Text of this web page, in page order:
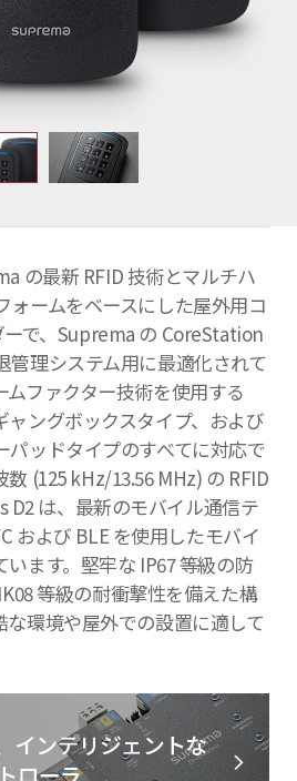
の最新 RFID 技術とマルチハ
ォームをベースにした屋外用コ
ーで、Suprema の CoreStation
管理システム用に最適化されて
ムファクター技術を使用する
ャングボックスタイプ、および
パッドタイプのすべてに対応で
(125 kHz/13.56 MHz) の RFID
D2 は、最新のモバイル通信テ
および BLE を使用したモバイ
ます。堅牢な IP67 等級の防
等級の耐衝撃性を備えた構
な環境や屋外での設置に適して